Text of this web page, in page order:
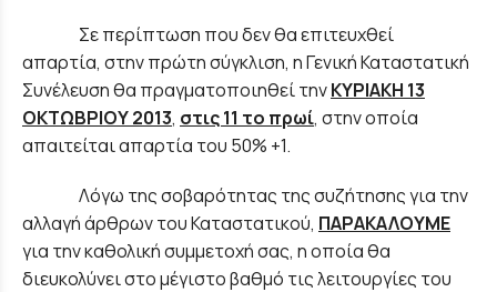
Σε περίπτωση που δεν θα επιτευχθεί
απαρτία, στην πρώτη σύγκλιση, η Γενική Καταστατική
Συνέλευση θα πραγματοποιηθεί τηνΚΥΡΙΑΚΗ 13
ΟΚΤΩΒΡΙΟΥ 2013, στις 11 το πρωί, στην οποία
απαιτείται απαρτία του 50% +1.
Λόγω της σοβαρότητας της συζήτησης για την
αλλαγή άρθρων του Καταστατικού, ΠΑΡΑΚΑΛΟΥΜΕ
για την καθολική συμμετοχή σας, η οποία θα
διευκολύνει στο μέγιστο βαθμό τις λειτουργίες του